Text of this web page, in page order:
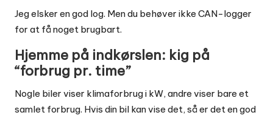
Jeg elsker en god log. Men du behøver ikke CAN-logger
for at få noget brugbart.
Hjemme på indkørslen: kig på
“forbrug pr. time”
Nogle biler viser klimaforbrug i kW, andre viser bare et
samlet forbrug. Hvis din bil kan vise det, så er det en god